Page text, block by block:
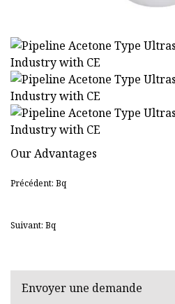
Our Advantages
Précédent: Bq
Suivant: Bq
Envoyer une demande